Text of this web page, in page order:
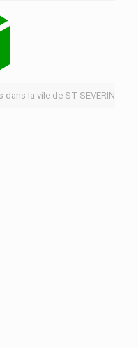
dans la vile de ST SEVERIN